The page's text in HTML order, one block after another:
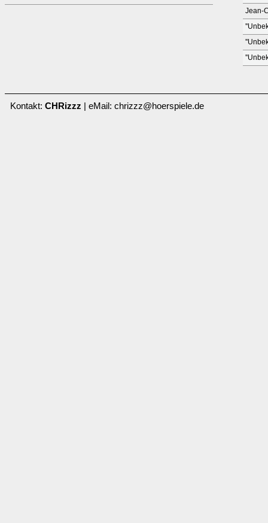
Jean-
Kontakt: CHRizzz | eMail: chrizzz@hoerspiele.de